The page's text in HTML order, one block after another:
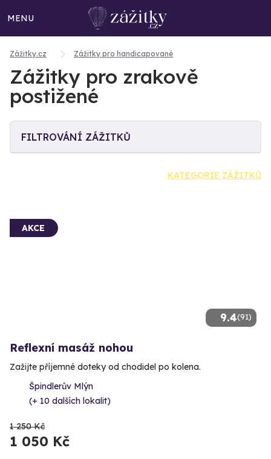
MENU
Zážitky.cz Zážitky pro handicapované
Zážitky pro zrakově
postižené
FILTROVÁNÍ ZÁŽITKŮ
KATEGORIE ZÁŽITKŮ
9.4(91)
AKCE
Reflexní masáž nohou
Zažijte příjemné doteky od chodidel po kolena.
Špindlerův Mlýn
(+ 10 dalších lokalit)
1 250 Kč
1 050 Kč